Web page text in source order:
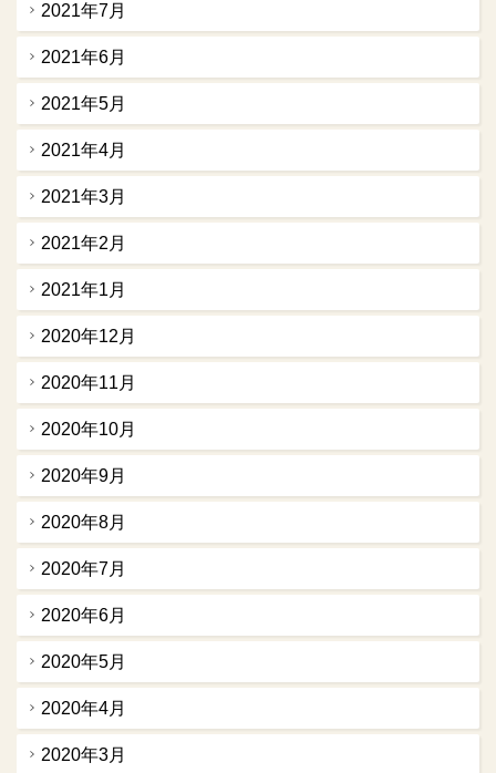
2021年7月
2021年6月
2021年5月
2021年4月
2021年3月
2021年2月
2021年1月
2020年12月
2020年11月
2020年10月
2020年9月
2020年8月
2020年7月
2020年6月
2020年5月
2020年4月
2020年3月